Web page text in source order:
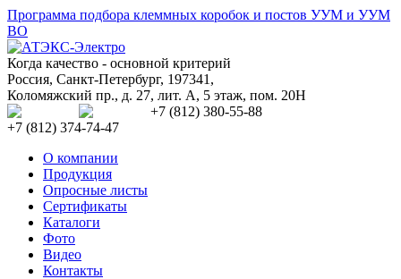
Программа подбора клеммных коробок и постов УУМ и УУМ
ВО
Когда качество - основной критерий
Россия, Санкт-Петербург, 197341 ,
Коломяжский пр., д. 27, лит. А, 5 этаж, пом. 20Н
+7 (812) 380-55-88
+7 (812) 374-74-47
О компании
Продукция
Опросные листы
Сертификаты
Каталоги
Фото
Видео
Контакты